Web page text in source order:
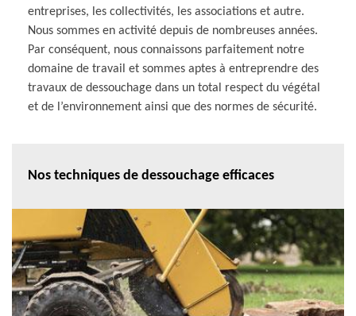
entreprises, les collectivités, les associations et autre.
Nous sommes en activité depuis de nombreuses années.
Par conséquent, nous connaissons parfaitement notre
domaine de travail et sommes aptes à entreprendre des
travaux de dessouchage dans un total respect du végétal
et de l’environnement ainsi que des normes de sécurité.
Nos techniques de dessouchage efficaces